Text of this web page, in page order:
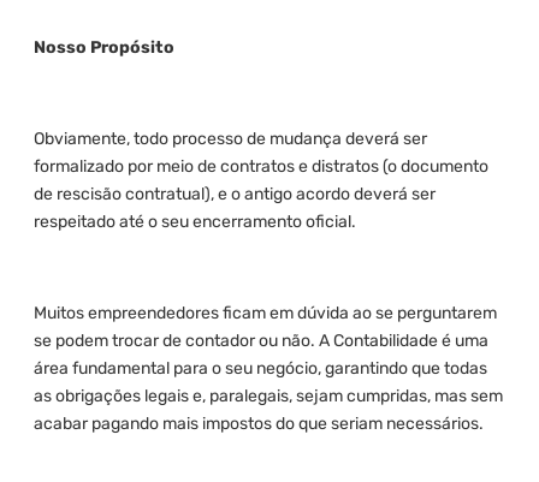
Nosso Propósito
Obviamente, todo processo de mudança deverá ser
formalizado por meio de contratos e distratos (o documento
de rescisão contratual), e o antigo acordo deverá ser
respeitado até o seu encerramento oficial.
Muitos empreendedores ficam em dúvida ao se perguntarem
se podem trocar de contador ou não. A Contabilidade é uma
área fundamental para o seu negócio, garantindo que todas
as obrigações legais e, paralegais, sejam cumpridas, mas sem
acabar pagando mais impostos do que seriam necessários.